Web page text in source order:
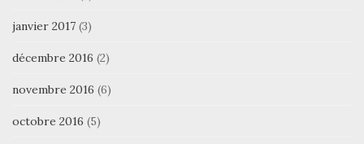
janvier 2017 (3)
décembre 2016 (2)
novembre 2016 (6)
octobre 2016 (5)